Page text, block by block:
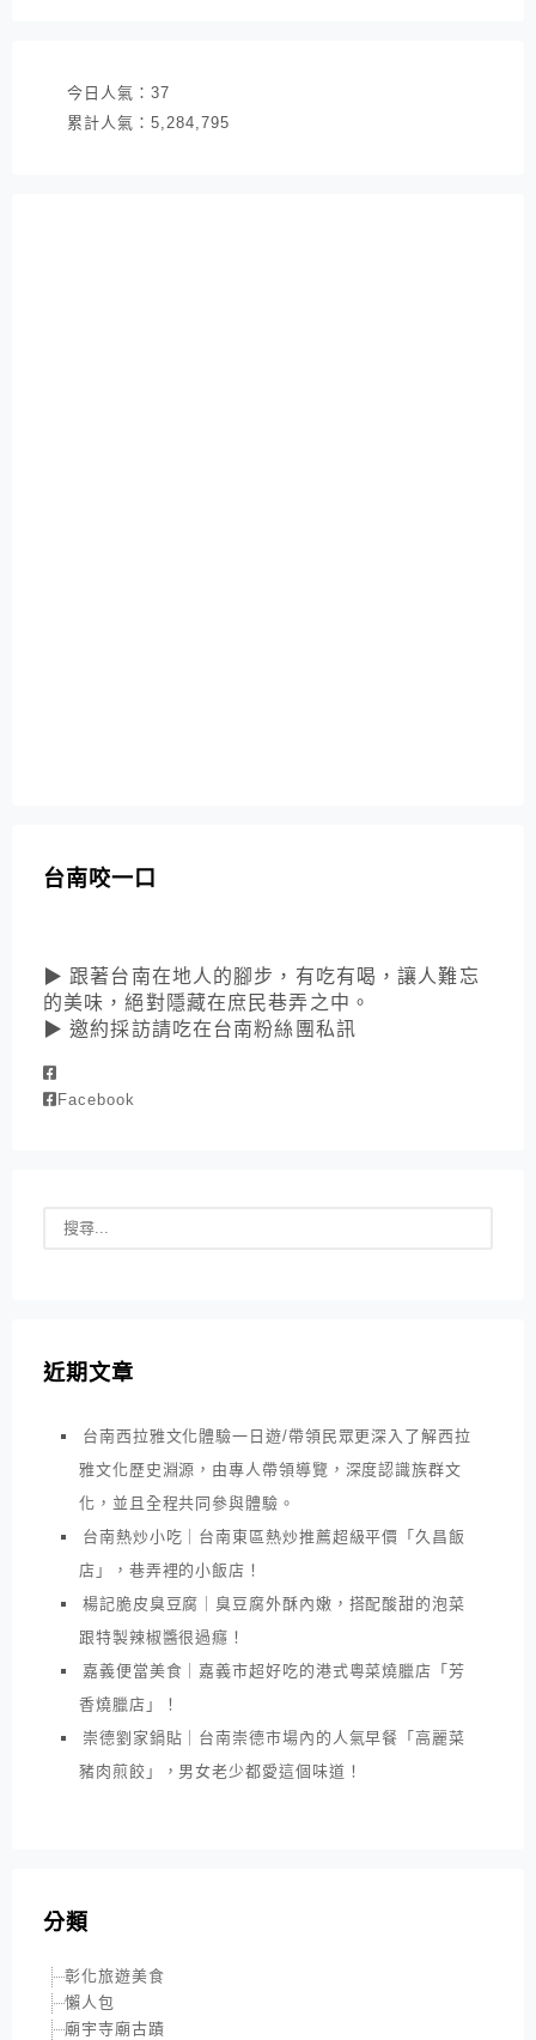
今日人氣： 37
累計人氣： 5,284,795
台南咬一口
▶ 跟著台南在地人的腳步，有吃有喝，讓人難忘
的美味，絕對隱藏在庶民巷弄之中。
▶ 邀約採訪請吃在台南粉絲團私訊
Facebook
近期文章
台南西拉雅文化體驗一日遊/帶領民眾更深入了解西拉
雅文化歷史淵源，由專人帶領導覽，深度認識族群文
化，並且全程共同參與體驗。
台南熱炒小吃｜台南東區熱炒推薦超級平價「久昌飯
店」，巷弄裡的小飯店！
楊記脆皮臭豆腐｜臭豆腐外酥內嫩，搭配酸甜的泡菜
跟特製辣椒醬很過癮！
嘉義便當美食｜嘉義市超好吃的港式粵菜燒臘店「芳
香燒臘店」！
崇德劉家鍋貼｜台南崇德市場內的人氣早餐「高麗菜
豬肉煎餃」，男女老少都愛這個味道！
分類
彰化旅遊美食
懶人包
廟宇寺廟古蹟